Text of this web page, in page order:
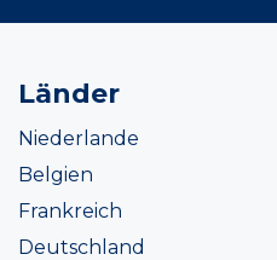
Länder
Niederlande
Belgien
Frankreich
Deutschland